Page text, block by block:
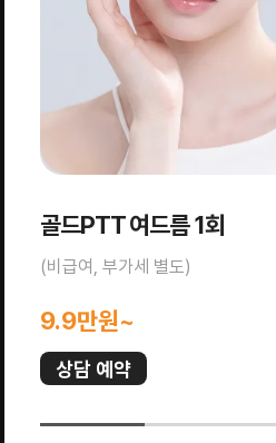
골드PTT 여드름 1회
(비급여, 부가세 별도)
9.9만원~
상담 예약